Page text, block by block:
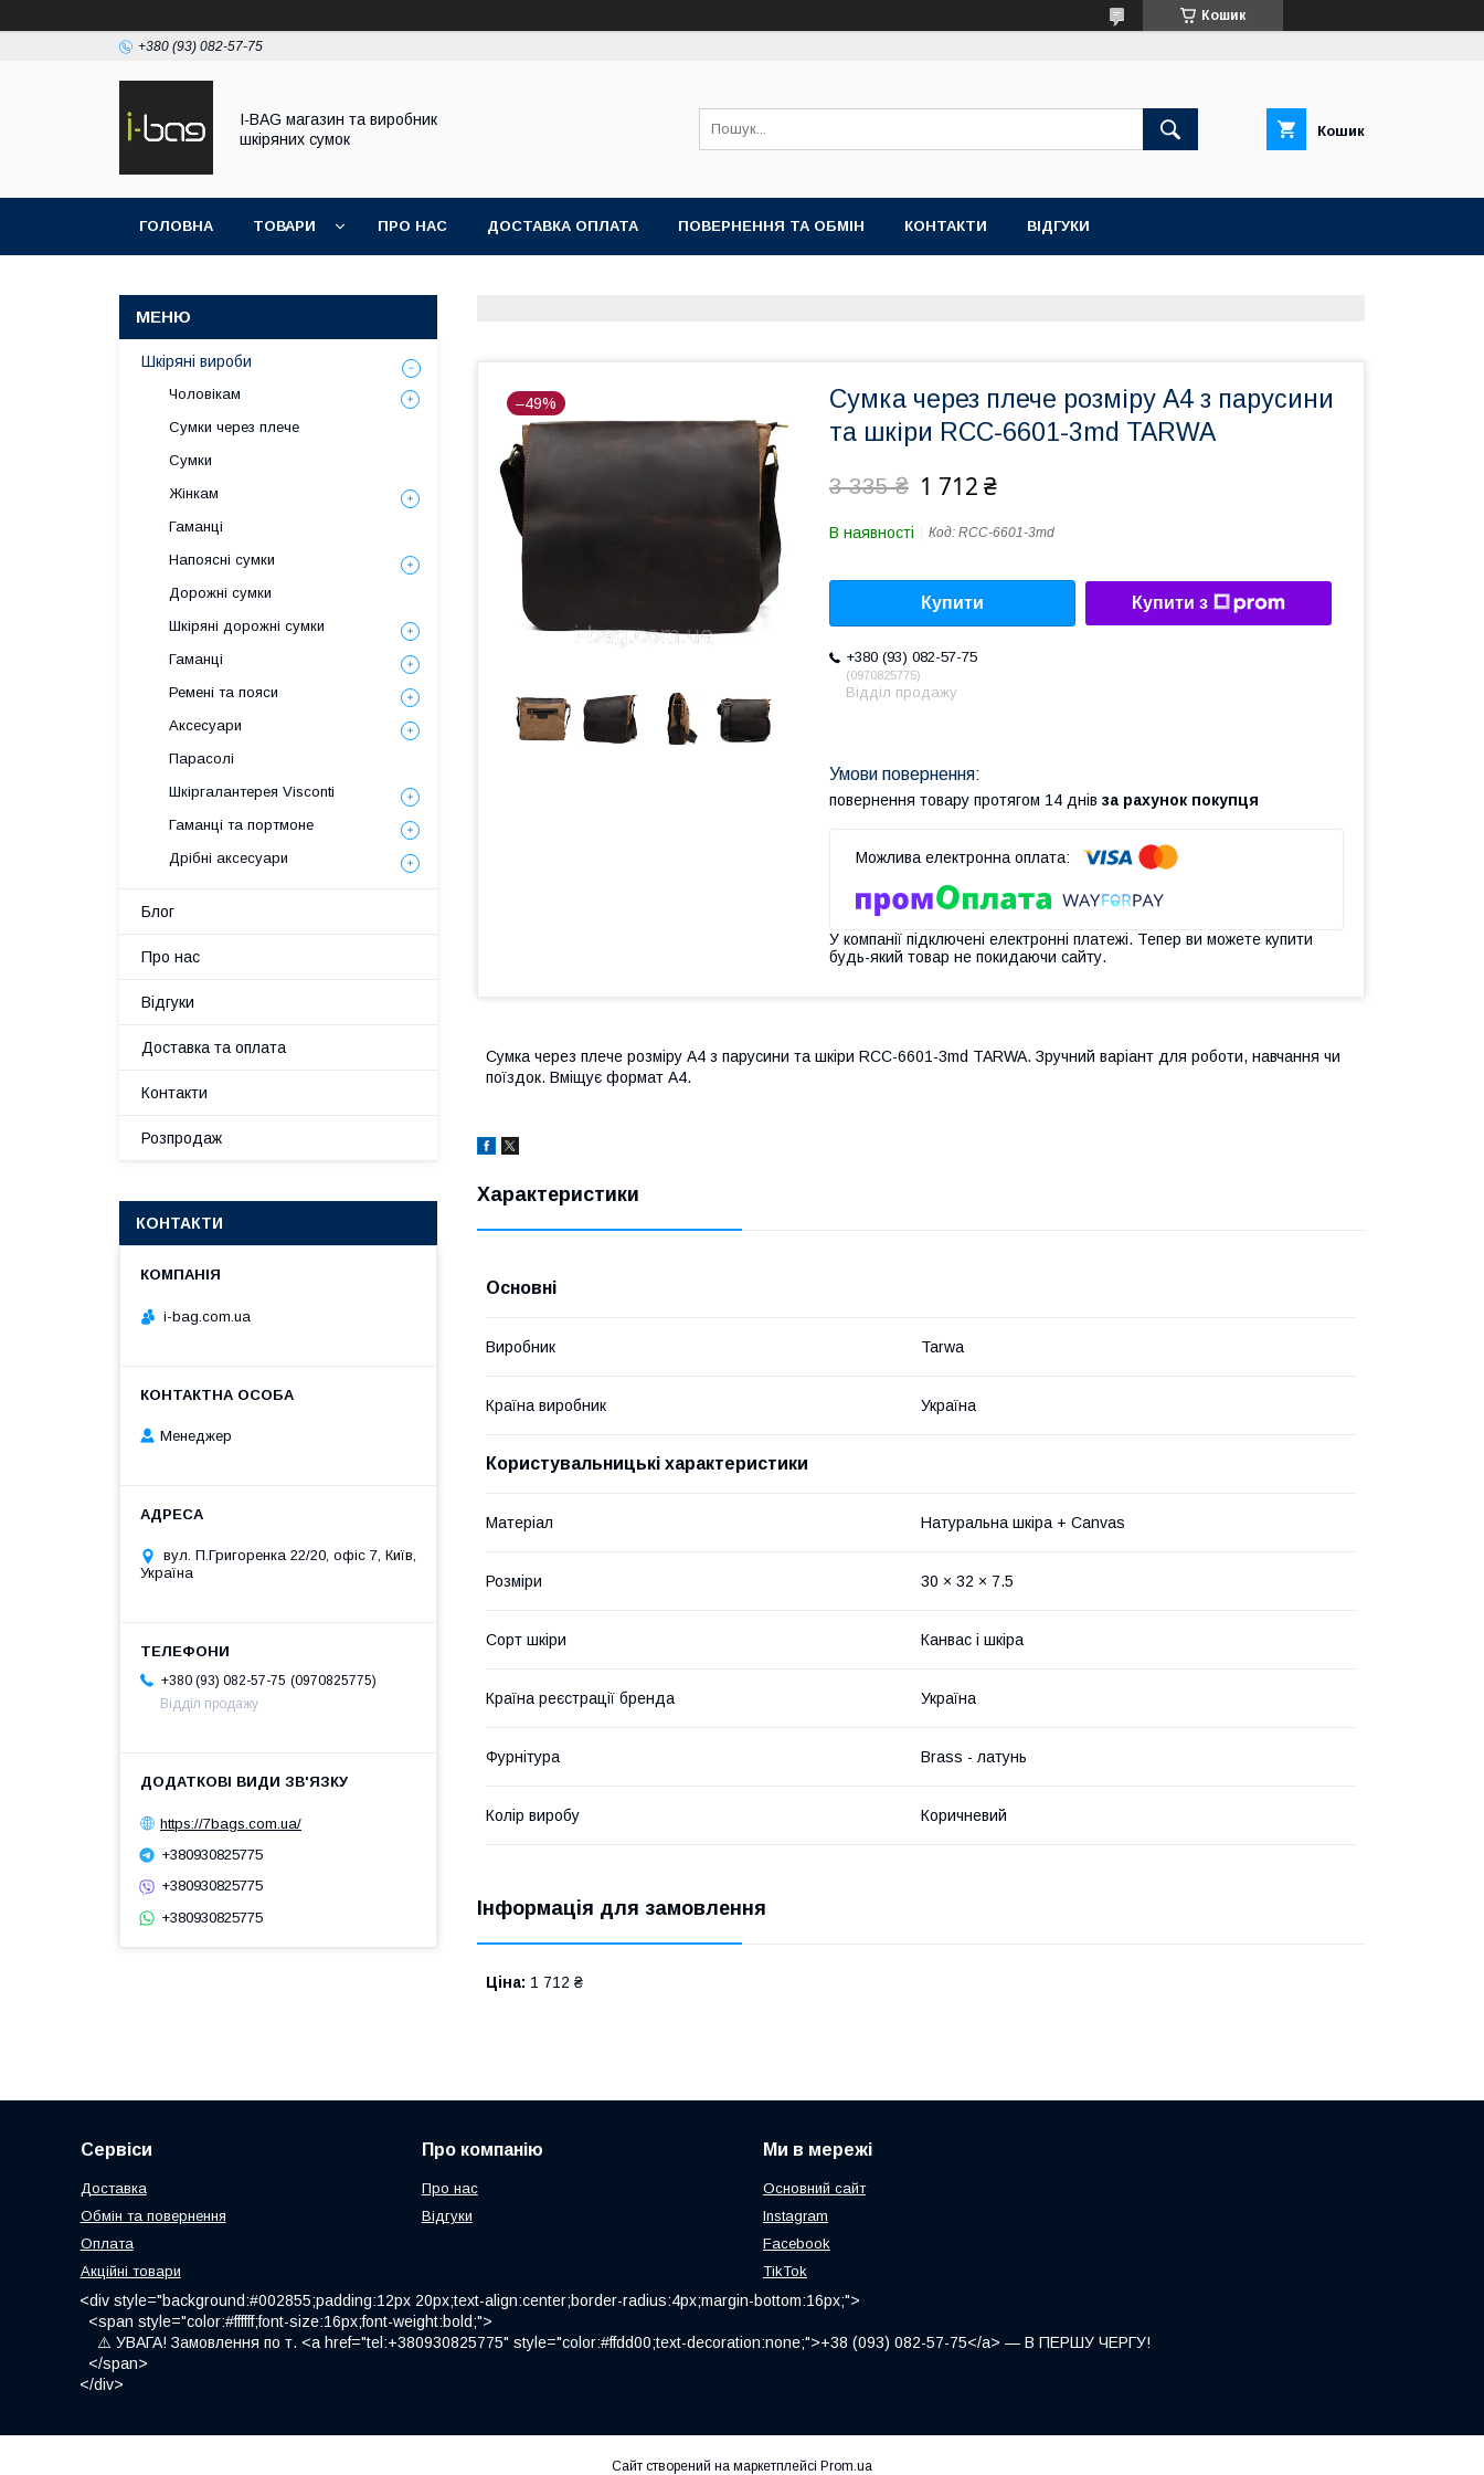
Кошик
+380 (93) 082-57-75
I-BAG магазин та виробник
шкіряних сумок
Кошик
ГОЛОВНА ТОВАРИ ПРО НАС ДОСТАВКА ОПЛАТА ПОВЕРНЕННЯ ТА ОБМІН КОНТАКТИ ВІДГУКИ
–49%
Сумка через плече розміру А4 з парусини
та шкіри RCC-6601-3md TARWA
3 335 ₴ 1 712 ₴
В наявності Код: RCC-6601-3md
Купити Купити з
+380 (93) 082-57-75
0970825775
Відділ продажу
повернення товару протягом 14 днів за рахунок покупця
У компанії підключені електронні платежі. Тепер ви можете купити
будь-який товар не покидаючи сайту.
Сумка через плече розміру А4 з парусини та шкіри RCC-6601-3md TARWA. Зручний варіант для роботи, навчання чи
поїздок. Вміщує формат А4.
Характеристики
Основні
Виробник Tarwa
Країна виробник Україна
Користувальницькі характеристики
Матеріал Натуральна шкіра + Canvas
Розміри 30 × 32 × 7.5
Сорт шкіри Канвас і шкіра
Країна реєстрації бренда Україна
Фурнітура Brass - латунь
Колір виробу Коричневий
Інформація для замовлення
Ціна: 1 712 ₴
Шкіряні вироби
Чоловікам
Сумки через плече
Сумки
Жінкам
Гаманці
Напоясні сумки
Дорожні сумки
Шкіряні дорожні сумки
Гаманці
Ремені та пояси
Аксесуари
Парасолі
Шкіргалантерея Visconti
Гаманці та портмоне
Дрібні аксесуари
Блог
Про нас
Відгуки
Доставка та оплата
Контакти
Розпродаж
КОНТАКТИ
i-bag.com.ua
Менеджер
вул. П.Григоренка 22/20, офіс 7, Київ,
Україна
+380 (93) 082-57-75
0970825775
Відділ продажу
https://7bags.com.ua/
+380930825775
+380930825775
+380930825775
Сервіси
Доставка
Обмін та повернення
Оплата
Акційні товари
Про компанію
Про нас
Відгуки
Ми в мережі
Основний сайт
Instagram
Facebook
TikTok
<div style="background:#002855;padding:12px 20px;text-align:center;border-radius:4px;margin-bottom:16px;">
<span style="color:#ffffff;font-size:16px;font-weight:bold;">
⚠️ УВАГА! Замовлення по т. <a href="tel:+380930825775" style="color:#ffdd00;text-decoration:none;">+38 (093) 082-57-75</a> — В ПЕРШУ ЧЕРГУ!
</span>
</div>
Сайт створений на маркетплейсі Prom.ua